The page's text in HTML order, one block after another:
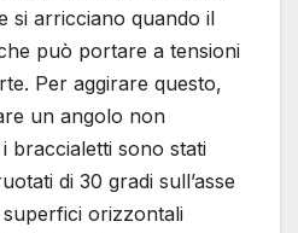
si arricciano quando il
può portare a tensioni
Per aggirare questo,
un angolo non
braccialetti sono stati
di 30 gradi sull’asse
orizzontali